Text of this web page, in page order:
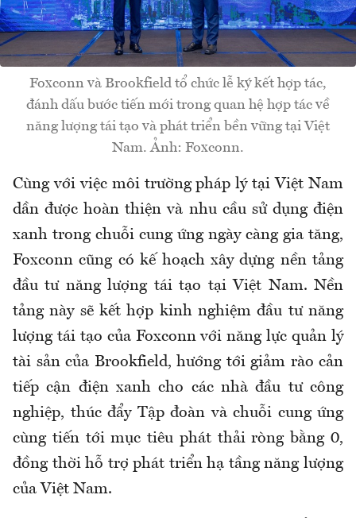
Foxconn và Brookfield tổ chức lễ ký kết hợp tác,
đánh dấu bước tiến mới trong quan hệ hợp tác về
năng lượng tái tạo và phát triển bền vững tại Việt
Nam. Ảnh: Foxconn.
Cùng với việc môi trường pháp lý tại Việt Nam
dần được hoàn thiện và nhu cầu sử dụng điện
xanh trong chuỗi cung ứng ngày càng gia tăng,
Foxconn cũng có kế hoạch xây dựng nền tảng
đầu tư năng lượng tái tạo tại Việt Nam. Nền
tảng này sẽ kết hợp kinh nghiệm đầu tư năng
lượng tái tạo của Foxconn với năng lực quản lý
tài sản của Brookfield, hướng tới giảm rào cản
tiếp cận điện xanh cho các nhà đầu tư công
nghiệp, thúc đẩy Tập đoàn và chuỗi cung ứng
cùng tiến tới mục tiêu phát thải ròng bằng 0,
đồng thời hỗ trợ phát triển hạ tầng năng lượng
của Việt Nam.